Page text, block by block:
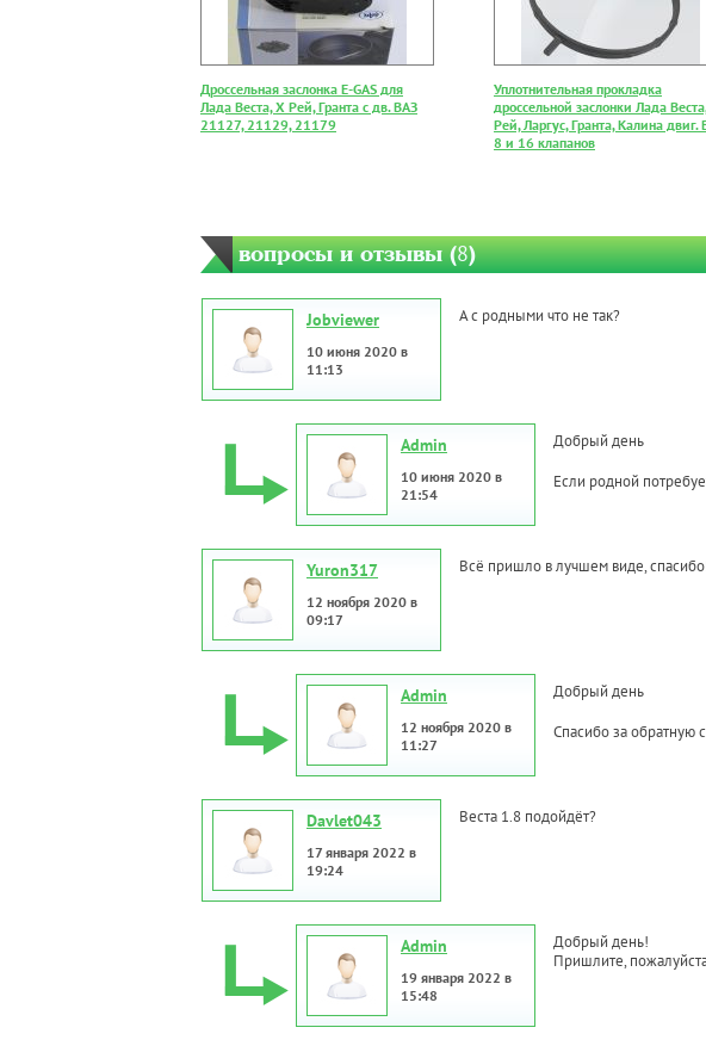
Дроссельная заслонка E-GAS для
Лада Веста, Х Рей, Гранта с дв. ВАЗ
21127, 21129, 21179
Уплотнительная прокладка
дроссельной заслонки Лада
Рей, Ларгус, Гранта, Калина двиг.
8 и 16 клапанов
вопросы и отзывы (8)
Jobviewer
10 июня 2020 в
11:13
А с родными что не так?
Admin
10 июня 2020 в
21:54
Добрый день
Если родной
Yuron317
12 ноября 2020 в
09:17
Всё пришло в лучшем виде,
Admin
12 ноября 2020 в
11:27
Добрый день
Спасибо за обратную
Davlet043
17 января 2022 в
19:24
Веста 1.8 подойдёт?
Admin
19 января 2022 в
15:48
Добрый день!
Пришлите,